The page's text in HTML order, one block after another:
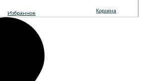
Корзина
Избранное